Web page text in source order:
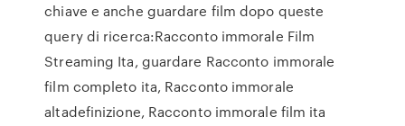
chiave e anche guardare film dopo queste
query di ricerca:Racconto immorale Film
Streaming Ita, guardare Racconto immorale
film completo ita, Racconto immorale
altadefinizione, Racconto immorale film ita